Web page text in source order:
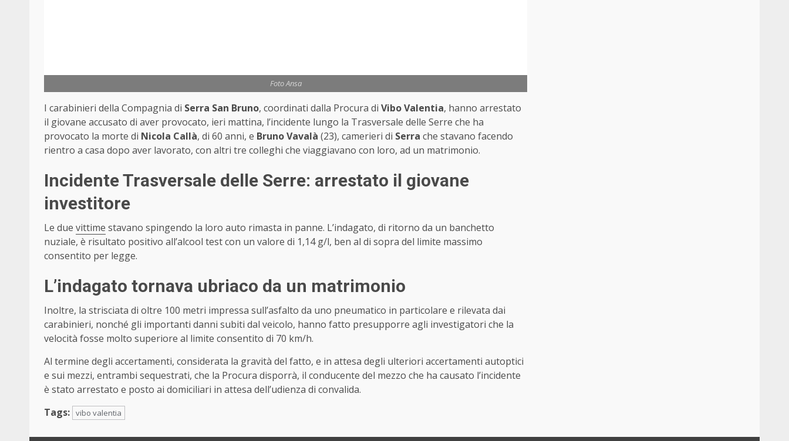
Foto Ansa
I carabinieri della Compagnia di Serra San Bruno, coordinati dalla Procura di Vibo Valentia, hanno arrestato
il giovane accusato di aver provocato, ieri mattina, l’incidente lungo la Trasversale delle Serre che ha
provocato la morte di Nicola Callà, di 60 anni, e Bruno Vavalà (23), camerieri di Serra che stavano facendo
rientro a casa dopo aver lavorato, con altri tre colleghi che viaggiavano con loro, ad un matrimonio.
Incidente Trasversale delle Serre: arrestato il giovane
investitore
Le due vittime stavano spingendo la loro auto rimasta in panne. L’indagato, di ritorno da un banchetto
nuziale, è risultato positivo all’alcool test con un valore di 1,14 g/l, ben al di sopra del limite massimo
consentito per legge.
L’indagato tornava ubriaco da un matrimonio
Inoltre, la strisciata di oltre 100 metri impressa sull’asfalto da uno pneumatico in particolare e rilevata dai
carabinieri, nonché gli importanti danni subiti dal veicolo, hanno fatto presupporre agli investigatori che la
velocità fosse molto superiore al limite consentito di 70 km/h.
Al termine degli accertamenti, considerata la gravità del fatto, e in attesa degli ulteriori accertamenti autoptici
e sui mezzi, entrambi sequestrati, che la Procura disporrà, il conducente del mezzo che ha causato l’incidente
è stato arrestato e posto ai domiciliari in attesa dell’udienza di convalida.
Tags: vibo valentia